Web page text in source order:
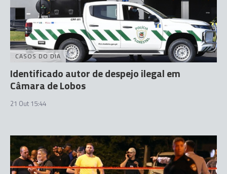
CASOS DO DIA
Identificado autor de despejo ilegal em
Câmara de Lobos
21 Out 15:44